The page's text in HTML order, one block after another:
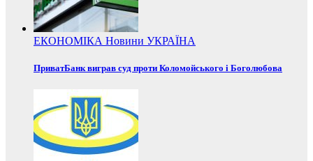
ЕКОНОМІКА Новини УКРАЇНА
ПриватБанк виграв суд проти Коломойського і Боголюбова